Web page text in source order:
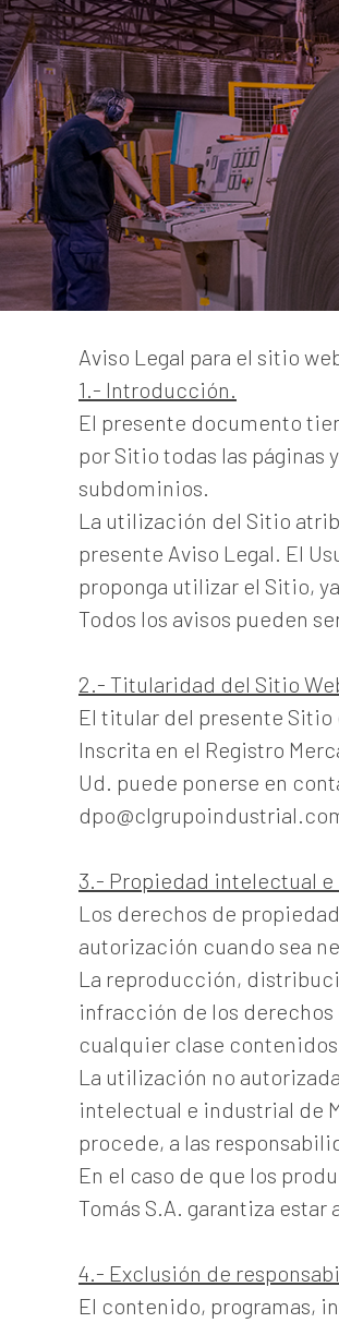
Aviso Legal para el sitio
1.- Introducción.
El presente documento
por Sitio todas las páginas
subdominios.
La utilización del Sitio
presente Aviso Legal. El
proponga utilizar el Sitio,
Todos los avisos pueden
2.- Titularidad del Sitio
El titular del presente Sitio
Inscrita en el Registro
Ud. puede ponerse en
3.- Propiedad intelectual
Los derechos de
autorización cuando sea
La reproducción,
infracción de los derechos
cualquier clase
La utilización no
intelectual e industrial de
procede, a las
En el caso de que los
Tomás S.A. garantiza
4.- Exclusión de
El contenido, programas,